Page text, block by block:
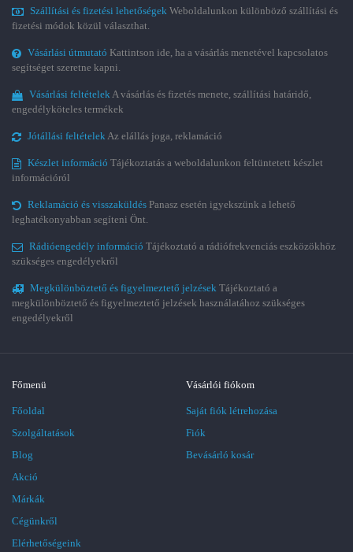
Szállítási és fizetési lehetőségek Weboldalunkon különböző szállítási és
fizetési módok közül választhat.
Vásárlási útmutató Kattintson ide, ha a vásárlás menetével kapcsolatos
segítséget szeretne kapni.
Vásárlási feltételekA vásárlás és fizetés menete, szállítási határidő,
engedélyköteles termékek
Jótállási feltételekAz elállás joga, reklamáció
Készlet információ Tájékoztatás a weboldalunkon feltüntetett készlet
információról
Reklamáció és visszaküldés Panasz esetén igyekszünk a lehető
leghatékonyabban segíteni Önt.
Rádióengedély információ Tájékoztató a rádiófrekvenciás eszközökhöz
szükséges engedélyekről
Megkülönböztető és figyelmeztető jelzések Tájékoztató a
megkülönböztető és figyelmeztető jelzések használatához szükséges
engedélyekről
Főmenü
Főoldal
Szolgáltatások
Blog
Akció
Márkák
Cégünkről
Elérhetőségeink
Vásárlói fiókom
Saját fiók létrehozása
Fiók
Bevásárló kosár